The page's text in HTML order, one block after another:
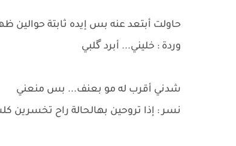
حاولت أبتعد عنه بس إيده ثابتة حوالين
وردة : خليني... أبرد گلبي
شدني أقرب له مو بعنف... بس منعني
نسر : إذا تروحين بهالحالة راح تخسرين